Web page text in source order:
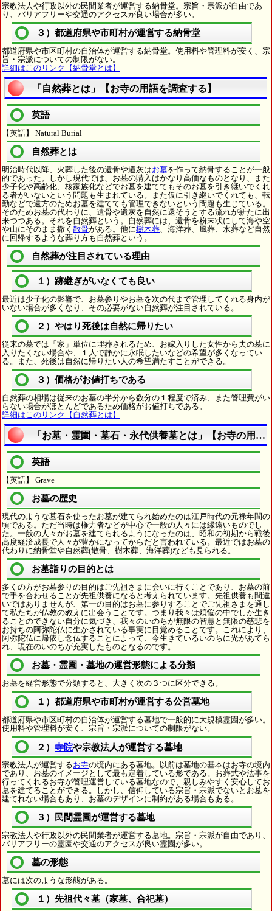
宗教法人や行政以外の民間業者が運営する納骨堂。宗旨・宗派が自由であ
り、バリアフリーや交通のアクセスが良い場合が多い。
３）都道府県や市町村が運営する納骨堂
都道府県や市区町村の自治体が運営する納骨堂。使用料や管理料が安く、宗
旨・宗派についての制限がない。
詳細はこのリンク【納骨堂とは】
「自然葬とは」【お寺の用語を調査する】
英語
【英語】 Natural Burial
自然葬とは
明治時代以降、火葬した後の遺骨や遺灰はお墓を作って納骨することが一般
的であった。しかし現代では、お墓の購入はかなり高価なものとなり、また
少子化や高齢化、核家族化などでお墓を建ててもそのお墓を引き継いでくれ
る者がいないという問題も生まれている。また仮に引き継いでくれても、転
勤などで遠方のためお墓を建てても管理できないという問題も生じている。
そのためお墓の代わりに、遺骨や遺灰を自然に還そうとする流れが新たに出
来つつある。それを自然葬という。自然葬には、遺骨を粉末状にして海や空
や山にそのまま撒く 散骨がある。他に樹木葬 、海洋葬、風葬、水葬など自然
に回帰するような葬り方も自然葬という。
自然葬が注目されている理由
１）跡継ぎがいなくても良い
最近は少子化の影響で、お墓参りやお墓を次の代まで管理してくれる身内が
いない場合が多くなり、その必要がない自然葬が注目されている。
２）やはり死後は自然に帰りたい
従来の墓では「家」単位に埋葬されるため、お嫁入りした女性から夫の墓に
入りたくない場合や、１人で静かに永眠したいなどの希望が多くなってい
る。また、死後は自然に帰りたい人の希望満たすことができる。
３）価格がお値打ちである
自然葬の相場は従来のお墓の半分から数分の１程度で済み、また管理費がい
らない場合がほとんどであるため価格がお値打ちである。
詳細はこのリンク【自然葬とは】
「お墓・霊園・墓石・永代供養墓とは」【お寺の用語
英語
【英語】 Grave
お墓の歴史
現代のような墓石を使ったお墓が建てられ始めたのは江戸時代の元禄年間の
頃である。ただ当時は権力者などが中心で一般の人々には縁遠いものでし
た。一般の人々がお墓を建てられるようになったのは、昭和の初期から戦後
高度経済成長で人々が豊かになってからだと言われている。最近ではお墓の
代わりに納骨堂や自然葬(散骨、樹木葬、海洋葬)なども見られる。
お墓詣りの目的とは
多くの方がお墓参りの目的はご先祖さまに会いに行くことであり、お墓の前
で手を合わせることが先祖供養になると考えられています。先祖供養も間違
いではありませんが、第一の目的はお墓に参りすることでご先祖さまを通し
て私たちが仏教の教えに出会うことです。つまり我々は煩悩の中でしか生き
ることのできない自分に気づき、我々のいのちが無限の智慧と無限の慈悲を
お持ちの阿弥陀仏に生かされている事実に目覚めることです。これにより、
阿弥陀仏に帰依し念仏することによって、今生きているいのちに光があてら
れ、現在のいのちが充実したものとなるのです。
お墓・霊園・墓地の運営形態による分類
お墓を経営形態で分類すると、大きく次の３つに区分できる。
１）都道府県や市町村が運営する公営墓地
都道府県や市区町村の自治体が運営する墓地で一般的に大規模霊園が多い。
使用料や管理料が安く、宗旨・宗派についての制限がない。
２） 寺院や宗教法人が運営する墓地
宗教法人が運営するお寺の境内にある墓地。以前は墓地の基本はお寺の境内
であり、お墓のイメージとして最も定着している形である。お葬式や法事を
行ってくれるお寺が管理運営している墓地なので、親しみやすく安心してお
墓を建てることができる。しかし、信仰している宗旨・宗派でないとお墓を
建てれない場合もあり、お墓のデザインに制約がある場合もある。
３）民間霊園が運営する墓地
宗教法人や行政以外の民間業者が運営する墓地。宗旨・宗派が自由であり、
バリアフリーの霊園や交通のアクセスが良い霊園が多い。
墓の形態
墓には次のような形態がある。
１）先祖代々墓（家墓、合祀墓）